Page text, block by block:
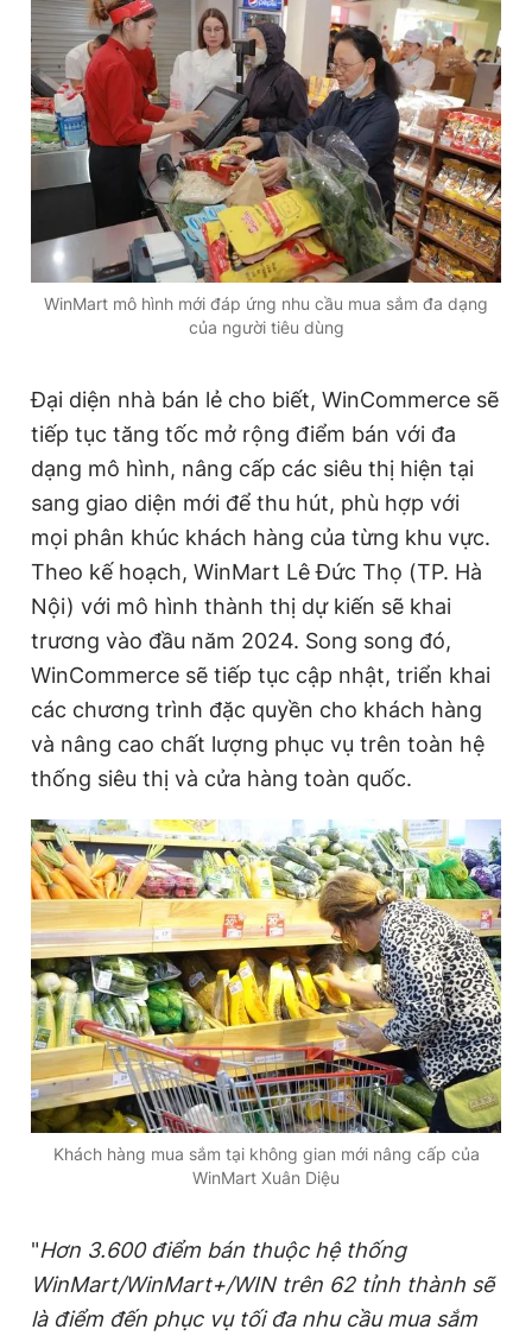
WinMart mô hình mới đáp ứng nhu cầu mua sắm đa dạng
của người tiêu dùng
Đại diện nhà bán lẻ cho biết, WinCommerce sẽ
tiếp tục tăng tốc mở rộng điểm bán với đa
dạng mô hình, nâng cấp các siêu thị hiện tại
sang giao diện mới để thu hút, phù hợp với
mọi phân khúc khách hàng của từng khu vực.
Theo kế hoạch, WinMart Lê Đức Thọ (TP. Hà
Nội) với mô hình thành thị dự kiến sẽ khai
trương vào đầu năm 2024. Song song đó,
WinCommerce sẽ tiếp tục cập nhật, triển khai
các chương trình đặc quyền cho khách hàng
và nâng cao chất lượng phục vụ trên toàn hệ
thống siêu thị và cửa hàng toàn quốc.
Khách hàng mua sắm tại không gian mới nâng cấp của
WinMart Xuân Diệu
"Hơn 3.600 điểm bán thuộc hệ thống
WinMart/WinMart+/WIN trên 62 tỉnh thành sẽ
là điểm đến phục vụ tối đa nhu cầu mua sắm